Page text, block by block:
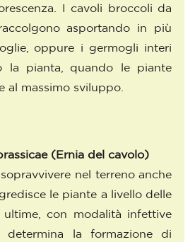
I cavoli broccoli da
asportando in più
oppure i germogli interi
la pianta, quando le piante
al massimo sviluppo.
(Ernia del cavolo)
nel terreno anche
le piante a livello delle
ultime, con modalità infettive
determina la formazione di